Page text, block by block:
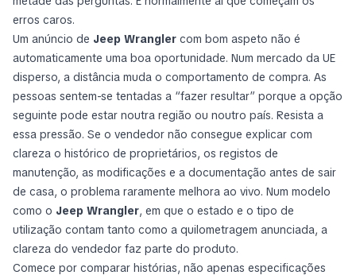
erros caros.
Um anúncio de Jeep Wrangler com bom aspeto não é
automaticamente uma boa oportunidade. Num mercado da UE
disperso, a distância muda o comportamento de compra. As
pessoas sentem-se tentadas a “fazer resultar” porque a opção
seguinte pode estar noutra região ou noutro país. Resista a
essa pressão. Se o vendedor não consegue explicar com
clareza o histórico de proprietários, os registos de
manutenção, as modificações e a documentação antes de sair
de casa, o problema raramente melhora ao vivo. Num modelo
como o Jeep Wrangler, em que o estado e o tipo de
utilização contam tanto como a quilometragem anunciada, a
clareza do vendedor faz parte do produto.
Comece por comparar histórias, não apenas especificações